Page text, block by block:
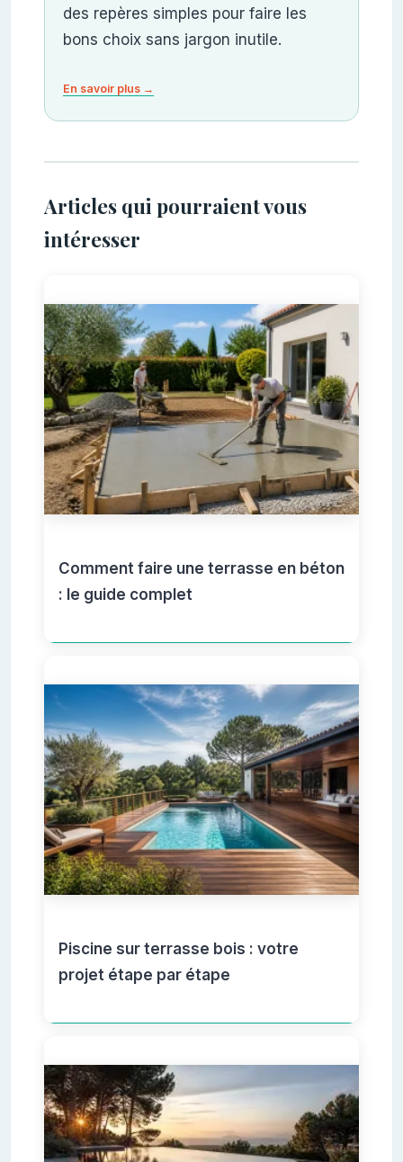
des repères simples pour faire les
bons choix sans jargon inutile.
En savoir plus →
Articles qui pourraient vous
intéresser
Comment faire une terrasse en béton
: le guide complet
Piscine sur terrasse bois : votre
projet étape par étape